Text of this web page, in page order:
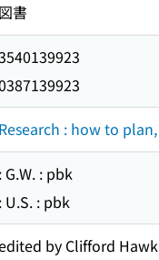
図書
Research : how to
: G.W. : pbk
: U.S. : pbk
by Clifford